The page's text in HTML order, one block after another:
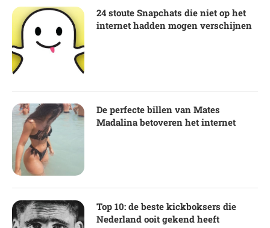
24 stoute Snapchats die niet op het
internet hadden mogen verschijnen
De perfecte billen van Mates
Madalina betoveren het internet
Top 10: de beste kickboksers die
Nederland ooit gekend heeft